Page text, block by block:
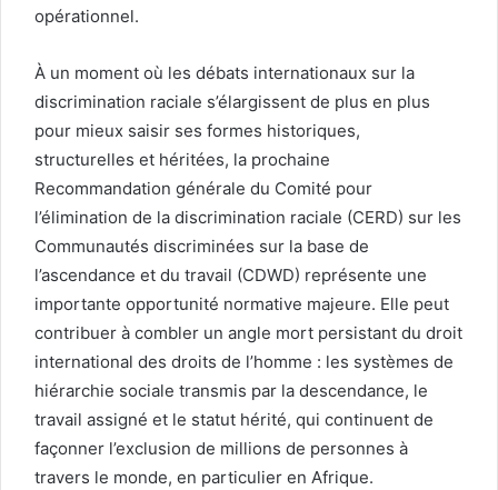
opérationnel.
À un moment où les débats internationaux sur la
discrimination raciale s’élargissent de plus en plus
pour mieux saisir ses formes historiques,
structurelles et héritées, la prochaine
Recommandation générale du Comité pour
l’élimination de la discrimination raciale (CERD) sur les
Communautés discriminées sur la base de
l’ascendance et du travail (CDWD) représente une
importante opportunité normative majeure. Elle peut
contribuer à combler un angle mort persistant du droit
international des droits de l’homme : les systèmes de
hiérarchie sociale transmis par la descendance, le
travail assigné et le statut hérité, qui continuent de
façonner l’exclusion de millions de personnes à
travers le monde, en particulier en Afrique.